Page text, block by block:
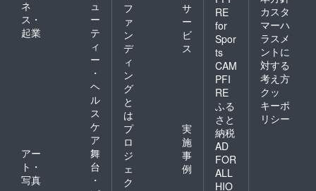
ネ
ス・
起業
ュ
ー
テ
ィ
ー
・
ヘ
ル
ス
ケ
ア
アー
ト・
写真
舞
台
・
フ
ァ
ン
デ
ィ
ン
グ
と
は
サ
ー
ビ
ス
プ
ロ
ジ
ェ
ク
実
施
事
例
RE
for
Spor
ts
CAM
PFI
RE
ふる
さと
納税
AD
FOR
ALL
HIO
カスタ
マーハ
ラスメ
ントに
対する
考え方
クッ
キーポ
リシー